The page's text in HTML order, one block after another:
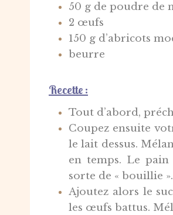
50 g de poudre de
2 œufs
150 g d’abricots
beurre
Recette :
Tout d’abord,
Coupez ensuite
le lait dessus.
en temps. Le
sorte de « bouillie ».
Ajoutez alors le
les œufs battus.